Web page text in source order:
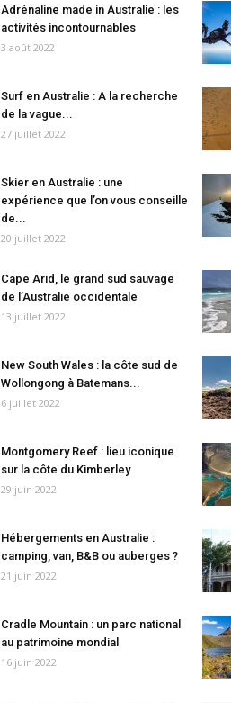
Adrénaline made in Australie : les
activités incontournables
3 août 2022
Surf en Australie : A la recherche
de la vague...
27 juillet 2022
Skier en Australie : une
expérience que l’on vous conseille
de...
20 juillet 2022
Cape Arid, le grand sud sauvage
de l’Australie occidentale
13 juillet 2022
New South Wales : la côte sud de
Wollongong à Batemans...
6 juillet 2022
Montgomery Reef : lieu iconique
sur la côte du Kimberley
29 juin 2022
Hébergements en Australie :
camping, van, B&B ou auberges ?
21 juin 2022
Cradle Mountain : un parc national
au patrimoine mondial
16 juin 2022